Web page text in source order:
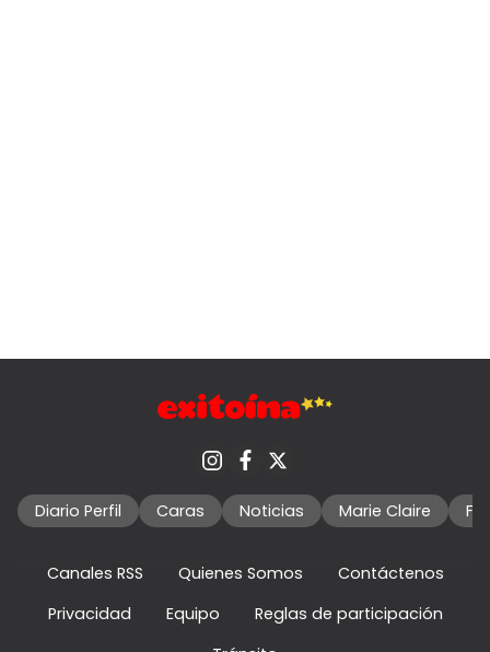
Diario Perfil Caras Noticias Marie Claire
Canales RSS Quienes Somos
Contáctenos
Privacidad
Equipo
Reglas de participación